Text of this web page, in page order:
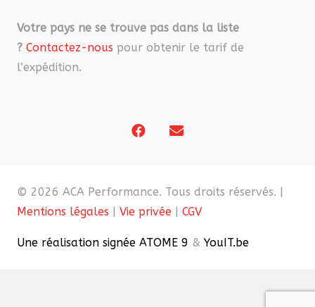
Votre pays ne se trouve pas dans la liste
? Contactez-nous pour obtenir le tarif de
l’expédition.
© 2026 ACA Performance. Tous droits réservés. |
Mentions légales | Vie privée | CGV
Une réalisation signée ATOME 9 & YouIT.be